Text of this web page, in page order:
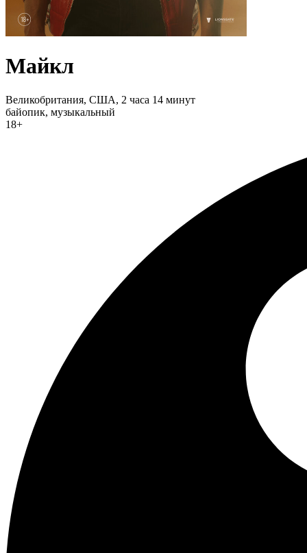
Майкл
Великобритания, США, 2 часа 14 минут
байопик, музыкальный
18+